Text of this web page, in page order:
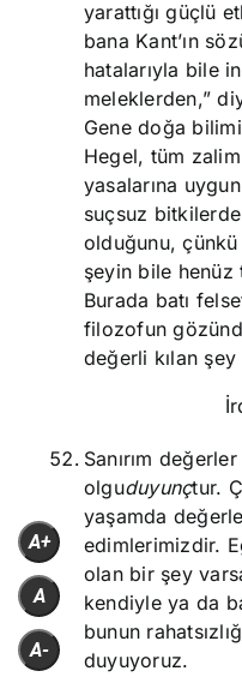
yarattığı güçlü
bana Kant’ın
hatalarıyla bile
meleklerden,”
Gene doğa
Hegel, tüm
yasalarına
suçsuz
olduğunu, çünkü
şeyin bile
Burada batı
filozofun
değerli kılan
Sanırım
olguduyunçtur.
yaşamda
edimlerimizdir.
olan bir şey
kendiyle ya da
bunun
duyuyoruz.
A+
A
A-